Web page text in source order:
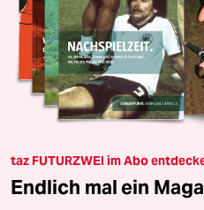
taz FUTURZWEI im Abo
Endlich mal ein